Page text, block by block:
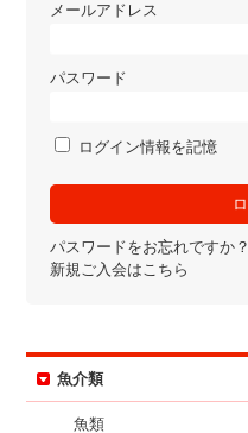
メールアドレス
パスワード
ログイン情報を記憶
パスワードをお忘れですか？
新規ご入会はこちら
魚介類
魚類